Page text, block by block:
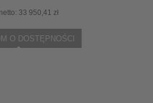
33 950,41 zł
O DOSTĘPNOŚCI